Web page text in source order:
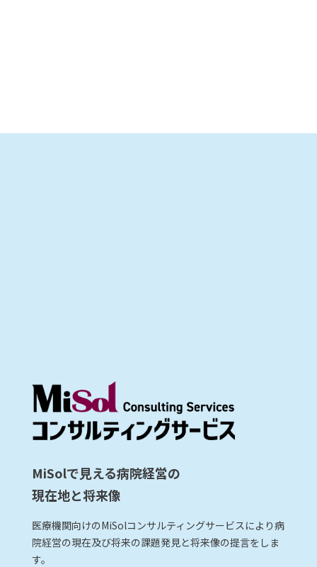
MiSolで見える病院経営の
現在地と将来像
医療機関向けのMiSolコンサルティングサービスにより病
院経営の現在及び将来の課題発見と将来像の提言をしま
す。